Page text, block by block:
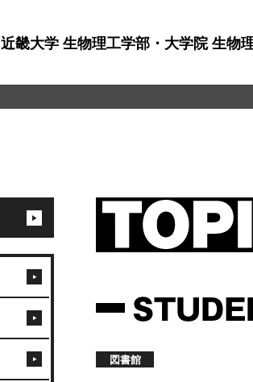
近畿大学 生物理工学部・大学院 生物
図書館